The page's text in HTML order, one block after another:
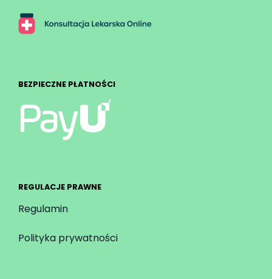
BEZPIECZNE PŁATNOŚCI
REGULACJE PRAWNE
Regulamin
Polityka prywatności